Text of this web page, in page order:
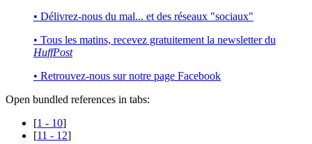
• Délivrez-nous du mal... et des réseaux "sociaux"
• Tous les matins, recevez gratuitement la newsletter du
HuffPost
• Retrouvez-nous sur notre page Facebook
Open bundled references in tabs:
[1 - 10]
[11 - 12]